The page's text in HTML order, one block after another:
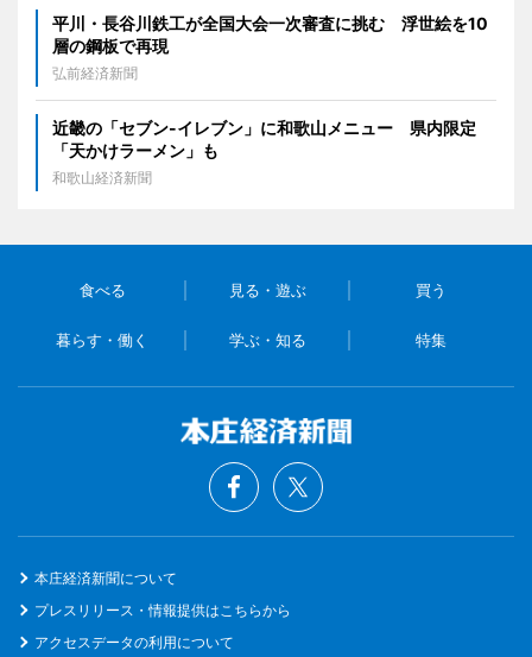
平川・長谷川鉄工が全国大会一次審査に挑む 浮世絵を10
層の鋼板で再現
弘前経済新聞
近畿の「セブン-イレブン」に和歌山メニュー 県内限定
「天かけラーメン」も
和歌山経済新聞
食べる 見る・遊ぶ 買う
暮らす・働く 学ぶ・知る 特集
本庄経済新聞について
プレスリリース・情報提供はこちらから
アクセスデータの利用について